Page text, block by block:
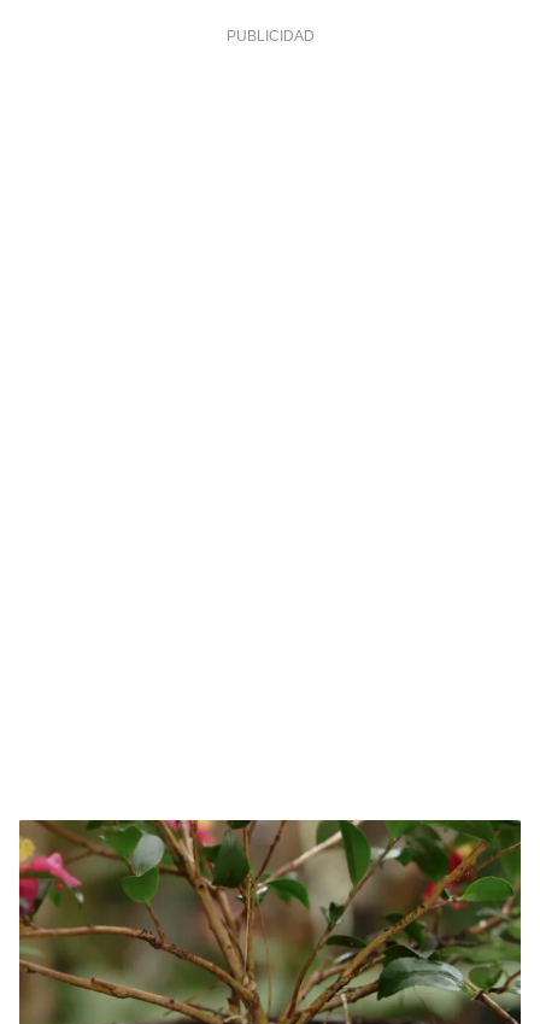
Gracias por suscribirte a nuestro boletín.